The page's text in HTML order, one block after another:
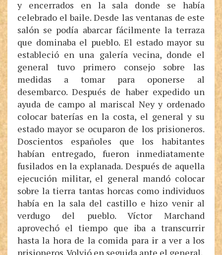
y encerrados en la sala donde se había
celebrado el baile. Desde las ventanas de este
salón se podía abarcar fácilmente la terraza
que dominaba el pueblo. El estado mayor su
estableció en una galería vecina, donde el
general tuvo primero consejo sobre las
medidas a tomar para oponerse al
desembarco. Después de haber expedido un
ayuda de campo al mariscal Ney y ordenado
colocar baterías en la costa, el general y su
estado mayor se ocuparon de los prisioneros.
Doscientos españoles que los habitantes
habían entregado, fueron inmediatamente
fusilados en la explanada. Después de aquella
ejecución militar, el general mandó colocar
sobre la tierra tantas horcas como individuos
había en la sala del castillo e hizo venir al
verdugo del pueblo. Víctor Marchand
aprovechó el tiempo que iba a transcurrir
hasta la hora de la comida para ir a ver a los
prisioneros. Volvió en seguida ante el general.